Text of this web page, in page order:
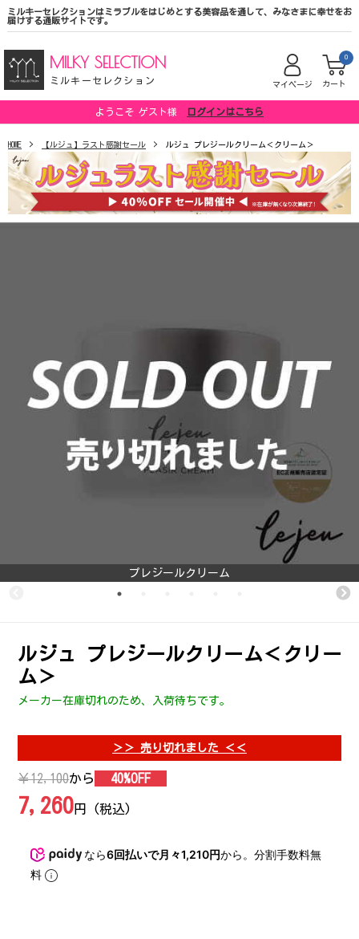
ミルキーセレクションはミラブルをはじめとする美容品を通して、みなさまに幸せをお
届けする通販サイトです。
MILKY SELECTION
ミルキーセレクション マイページ カート
0
ようこそ ゲスト様 ログインはこちら
HOME 【ルジュ】ラスト感謝セール ルジュ プレジールクリーム＜クリーム＞
プレジールクリーム
ルジュ プレジールクリーム＜クリー
ム＞
メーカー在庫切れのため、入荷待ちです。
＞＞ 売り切れました ＜＜
￥12,100から 40%OFF
7,260円 (税込)
なら6回払いで月々1,210円から。分割手数料無
料